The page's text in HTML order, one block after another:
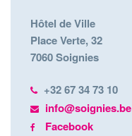
Hôtel de Ville
Place Verte, 32
7060 Soignies
+32 67 34 73 10
info@soignies.be
Facebook